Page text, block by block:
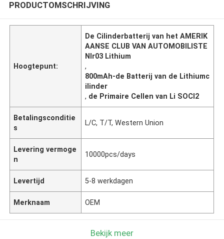
PRODUCTOMSCHRIJVING
Hoogtepunt:
De Cilinderbatterij van het AMERIK
AANSE CLUB VAN AUTOMOBILISTE
Nlr03 Lithium
,
800mAh-de Batterij van de Lithiumc
ilinder
, de Primaire Cellen van Li SOCl2
Betalingsconditie
s
L/C, T/T, Western Union
Levering vermoge
n
10000pcs/days
Levertijd 5-8 werkdagen
Merknaam OEM
Bekijk meer